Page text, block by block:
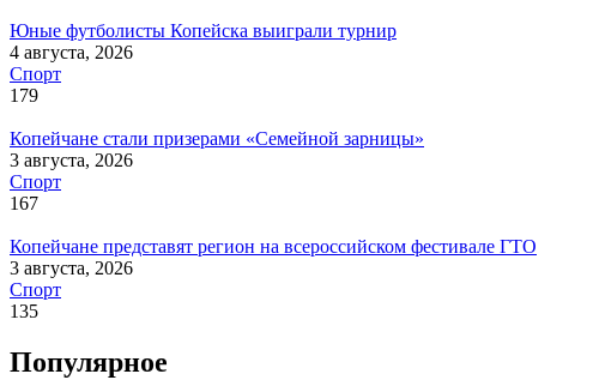
Юные футболисты Копейска выиграли турнир
4 августа, 2026
Спорт
179
Копейчане стали призерами «Семейной зарницы»
3 августа, 2026
Спорт
167
Копейчане представят регион на всероссийском фестивале ГТО
3 августа, 2026
Спорт
135
Популярное